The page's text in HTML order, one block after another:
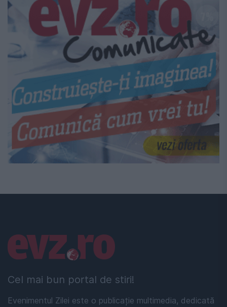
Cel mai bun portal de stiri!
Evenimentul Zilei este o publicație multimedia, dedicată
Linkuri utile